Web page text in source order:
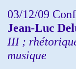
03/12/09
Jean-Luc
III ;
musique